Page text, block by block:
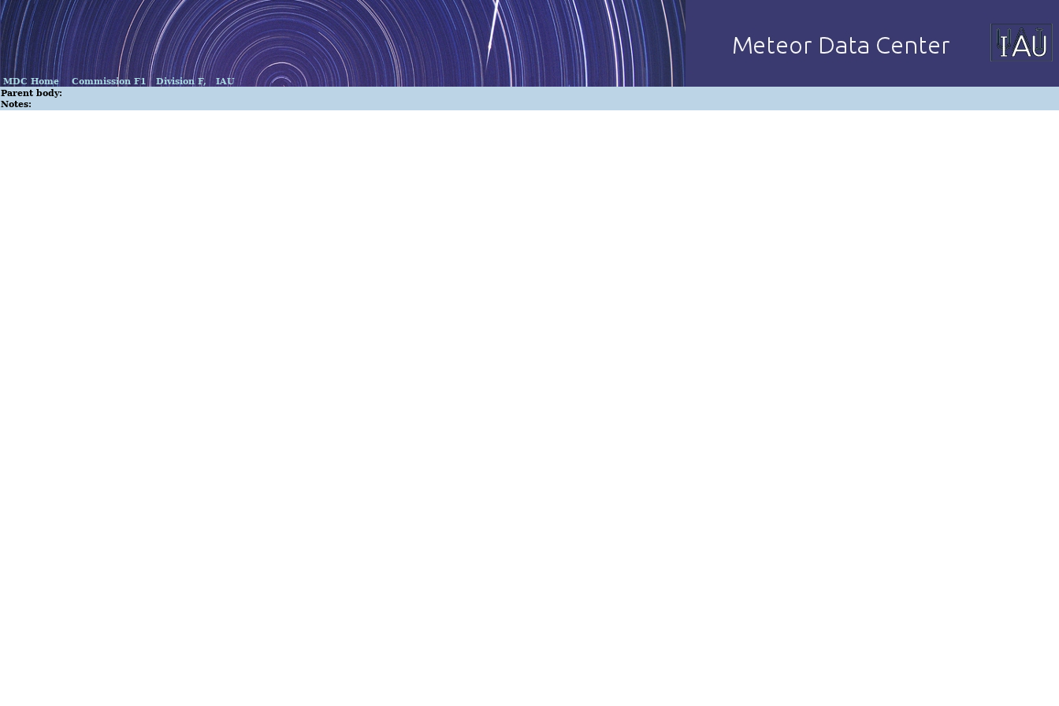
MDC Home Commission F1 Division F,
IAU
Parent body:
Notes: